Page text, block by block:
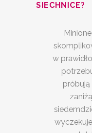
SIECHNICE?
w